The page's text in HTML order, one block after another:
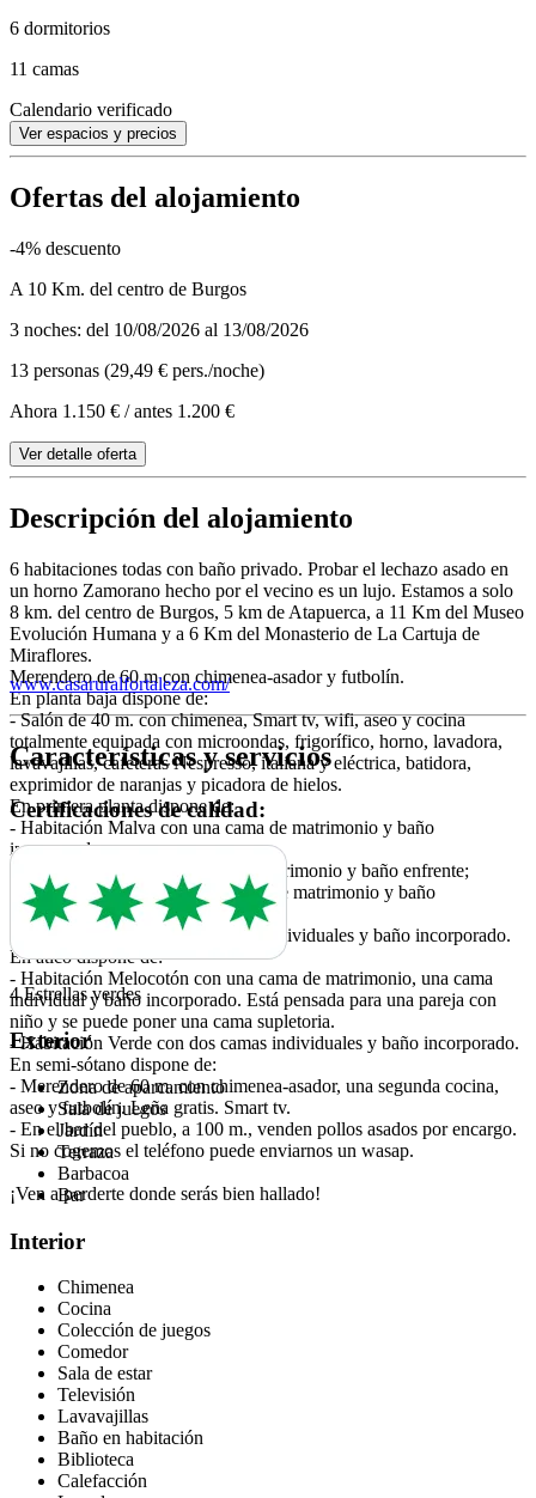
6 dormitorios
11 camas
Calendario verificado
Ver espacios y precios
Ofertas del alojamiento
-4% descuento
A 10 Km. del centro de Burgos
3 noches: del 10/08/2026 al 13/08/2026
13 personas (29,49 € pers./noche)
Ahora 1.150 € / antes 1.200 €
Ver detalle oferta
Descripción del alojamiento
6 habitaciones todas con baño privado. Probar el lechazo asado en
un horno Zamorano hecho por el vecino es un lujo. Estamos a solo
8 km. del centro de Burgos, 5 km de Atapuerca, a 11 Km del Museo
Evolución Humana y a 6 Km del Monasterio de La Cartuja de
Miraflores.
Merendero de 60 m con chimenea-asador y futbolín.
En planta baja dispone de:
- Salón de 40 m. con chimenea, Smart tv, wifi, aseo y cocina
totalmente equipada con microondas, frigorífico, horno, lavadora,
lavavajillas, cafeteras Nespresso, italiana y eléctrica, batidora,
exprimidor de naranjas y picadora de hielos.
En primera planta dispone de:
- Habitación Malva con una cama de matrimonio y baño
incorporado;
- Habitación Verde con cama de matrimonio y baño enfrente;
- Habitación Melocotón con cama de matrimonio y baño
incorporado;
- Habitación Azul con dos camas individuales y baño incorporado.
En ático dispone de:
- Habitación Melocotón con una cama de matrimonio, una cama
individual y baño incorporado. Está pensada para una pareja con
niño y se puede poner una cama supletoria.
- Habitación Verde con dos camas individuales y baño incorporado.
En semi-sótano dispone de:
- Merendero de 60 m. con chimenea-asador, una segunda cocina,
aseo y futbolín. Leña gratis. Smart tv.
- En el bar del pueblo, a 100 m., venden pollos asados por encargo.
Si no cogemos el teléfono puede enviarnos un wasap.
¡Ven a perderte donde serás bien hallado!
www.casaruralfortaleza.com/
Características y servicios
Certificaciones de calidad:
4 Estrellas verdes
Exterior
Zona de aparcamiento
Sala de juegos
Jardín
Terraza
Barbacoa
Bar
Interior
Chimenea
Cocina
Colección de juegos
Comedor
Sala de estar
Televisión
Lavavajillas
Baño en habitación
Biblioteca
Calefacción